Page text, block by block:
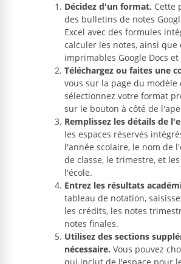
Décidez d'un format. Cette
des bulletins de notes
Excel avec des formules
calculer les notes, ainsi que
imprimables Google Docs et
Téléchargez ou faites une
vous sur la page du modèle
sélectionnez votre format
sur le bouton à côté de
Remplissez les détails de
les espaces réservés
l'année scolaire, le nom de
de classe, le trimestre, et
l'école.
Entrez les résultats
tableau de notation,
les crédits, les notes
notes finales.
Utilisez des sections
nécessaire. Vous pouvez